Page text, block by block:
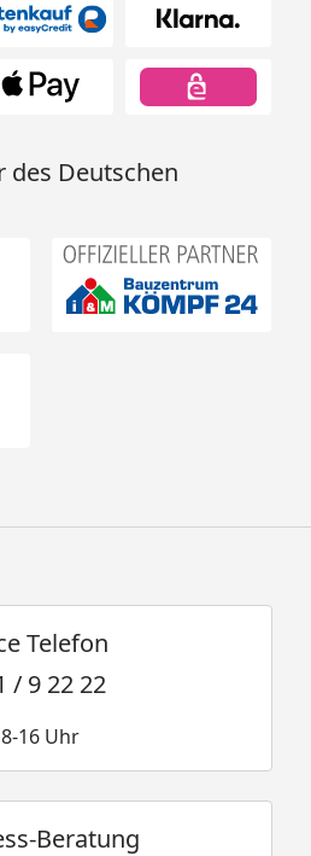
des Deutschen
Telefon
/ 9 22 22
16 Uhr
Beratung